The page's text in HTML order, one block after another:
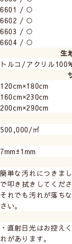
ありません
短めの毛足ながら
地良い質感。
模様が霧がかった
います。
6601 / ○
6602 / ○
6603 / ○
6604 / ○
生
トルコ/アクリル
120cm×180cm
160cm×230cm
200cm×290cm
500,000/㎡
7mm±1mm
簡単な汚れにつきま
で叩き拭きしてくださ
それでも汚れが落ち
さい。
・直射日光はお控え
れがあります。